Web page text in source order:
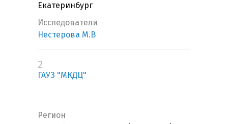
Екатеринбург
Исследователи
Нестерова М.В
2
ГАУЗ "МКДЦ"
Регион